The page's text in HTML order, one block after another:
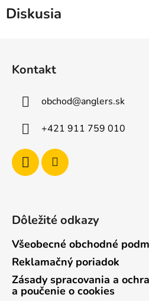
Diskusia
Kontakt
obchod@anglers.sk
+421 911 759 010
Dôležité odkazy
Všeobecné obchodné
Reklamačný poriadok
Zásady spracovania a
a poučenie o cookies